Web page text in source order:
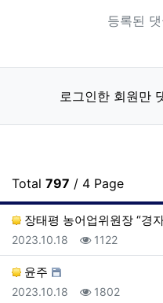
등록된
로그인한 회원만
Total 797 / 4 Page
장태평 농어업위원장 “경
등록일
2023.10.18 조회
1122
윤주
등록일
2023.10.18 조회
1802